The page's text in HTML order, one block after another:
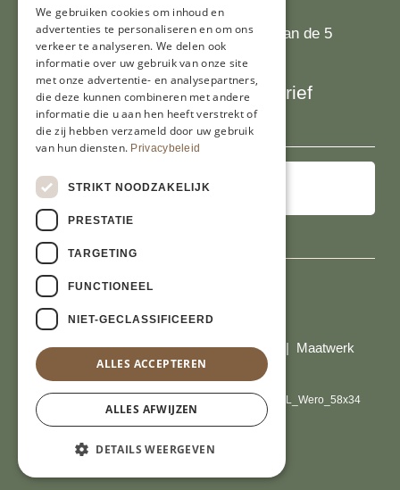
Recensies
Onze klanten waarderen ons met 4.9 van de 5
sterren
Schrijf je in voor onze nieuwsbrief
E-
mailadres
Al onze prijzen zijn incl. BTW
© Copyright 2026 Limburgs Bakwinkeltje | Maatwerk
website webmix
We gebruiken cookies om inhoud en
advertenties te personaliseren en om ons
verkeer te analyseren. We delen ook
informatie over uw gebruik van onze site
met onze advertentie- en analysepartners,
die deze kunnen combineren met andere
informatie die u aan hen heeft verstrekt of
die zij hebben verzameld door uw gebruik
van hun diensten. Privacybeleid
STRIKT NOODZAKELIJK
PRESTATIE
TARGETING
FUNCTIONEEL
NIET-GECLASSIFICEERD
ALLES ACCEPTEREN
ALLES AFWIJZEN
DETAILS WEERGEVEN